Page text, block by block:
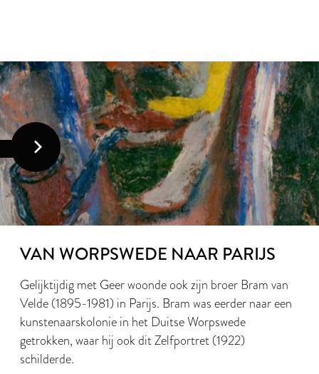
VAN WORPSWEDE NAAR PARIJS
Gelijktijdig met Geer woonde ook zijn broer Bram van
Velde (1895-1981) in Parijs. Bram was eerder naar een
kunstenaarskolonie in het Duitse Worpswede
getrokken, waar hij ook dit Zelfportret (1922)
schilderde.